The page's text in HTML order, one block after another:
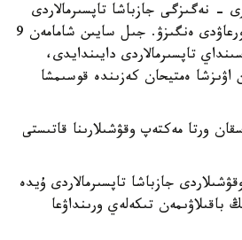
- نەگىزگى جازباشا تاپسىرمالاردى
مىندەتتى تۇردە اۋىزشا قورعاۋدى ەنگىزۋ. جىل سايىن شامامەن 9
تاپسىرمالاردى دايىندايدى،
اۋىزشا ەمتيحان كەزىندە قوسىمشا
جاستان اسقان ورتا مەكتەپ وقۋشىلارىنا قاتىستى
جازباشا تاپسىرمالاردى ۇيدە
باقىلاۋىمەن تىكەلەي ورىنداۋعا